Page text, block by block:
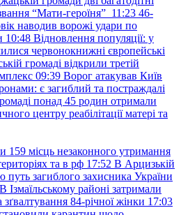
“Мати-героїня” 11:23 46-
наводив ворожі удари по
10:48 Відновлення популяції: у
червонокнижні європейські
громаді відкрили третій
09:39 Ворог атакував Київ
є загиблий та постраждалі
понад 45 родин отримали
центру реабілітації матері та
159 місць незаконного утримання
та в рф 17:52 В Арцизькій
путь загиблого захисника України
В Ізмаїльському районі затримали
84-річної жінки 17:03